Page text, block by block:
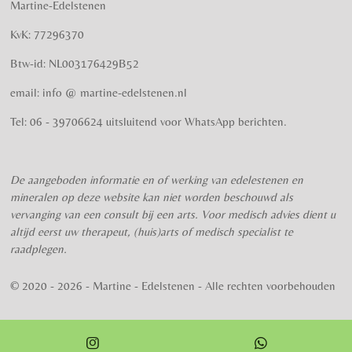
g
4
5
7
e
r
r
e
n
e
e
r
e
n
e
r
r
e
n
r
e
n
r
e
n
Martine-Edelstenen
KvK: 77296370
Btw-id: NL003176429B52
email: info @ martine-edelstenen.nl
Tel: 06 - 39706624 uitsluitend voor WhatsApp berichten.
De aangeboden informatie en of werking van edelestenen en
mineralen op deze website kan niet worden beschouwd als
vervanging van een consult bij een arts. Voor medisch advies dient u
altijd eerst uw therapeut, (huis)arts of medisch specialist te
raadplegen.
© 2020 - 2026 - Martine - Edelstenen - Alle rechten voorbehouden